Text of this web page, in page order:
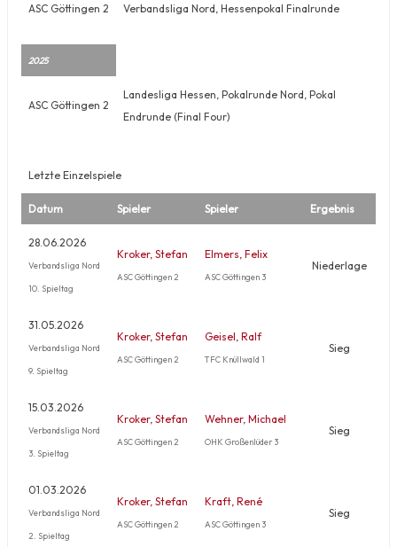
ASC Göttingen 2 Verbandsliga Nord, Hessenpokal Finalrunde
2025
ASC Göttingen 2
Landesliga Hessen, Pokalrunde Nord, Pokal
Endrunde (Final Four)
Letzte Einzelspiele
Datum Spieler Spieler Ergebnis
28.06.2026
Verbandsliga Nord
10. Spieltag
Kroker, Stefan
ASC Göttingen 2
Elmers, Felix
ASC Göttingen 3
Niederlage
31.05.2026
Verbandsliga Nord
9. Spieltag
Kroker, Stefan
ASC Göttingen 2
Geisel, Ralf
TFC Knüllwald 1
Sieg
15.03.2026
Verbandsliga Nord
3. Spieltag
Kroker, Stefan
ASC Göttingen 2
Wehner, Michael
OHK Großenlüder 3
Sieg
01.03.2026
Verbandsliga Nord
2. Spieltag
Kroker, Stefan
ASC Göttingen 2
Kraft, René
ASC Göttingen 3
Sieg